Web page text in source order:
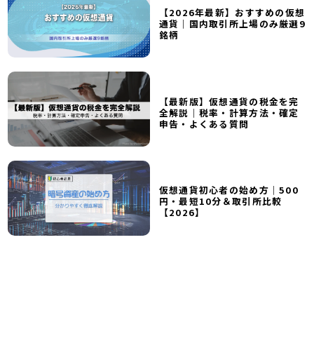
【2026年最新】おすすめの仮想
通貨｜国内取引所上場のみ厳選9
銘柄
【最新版】仮想通貨の税金を完
全解説｜税率・計算方法・確定
申告・よくある質問
仮想通貨初心者の始め方｜500
円・最短10分＆取引所比較
【2026】